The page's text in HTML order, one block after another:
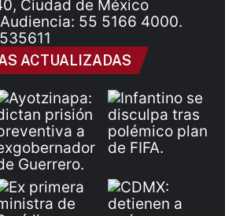
Ciudad de México
55 5166 4000.
ACTUALIZADAS